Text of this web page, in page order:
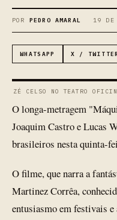
POR PEDRO AMARAL 19
WHATSAPP X / TWITTER
ZÉ CELSO NO TEATRO
O longa-metragem
Joaquim Castro e Lucas
brasileiros nesta quinta-
O filme, que narra a
Martinez Corrêa,
entusiasmo em festivais